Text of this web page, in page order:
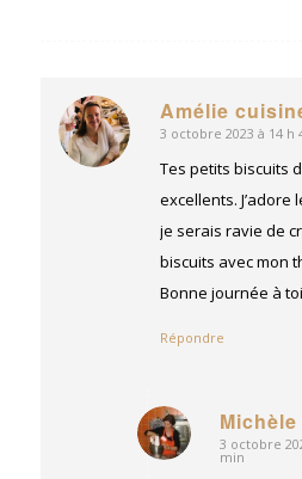
Amélie
dit
:
3 octobre 2023 à 14 h
Tes petits biscuits
excellents. J’adore
je serais ravie de
biscuits avec mon
Bonne journée à
Répondre
Michèle
dit
3 octobre
min